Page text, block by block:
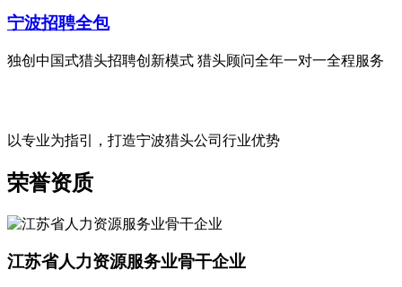
宁波招聘全包
独创中国式猎头招聘创新模式 猎头顾问全年一对一全程服务
以专业为指引，打造宁波猎头公司行业优势
荣誉资质
江苏省人力资源服务业骨干企业